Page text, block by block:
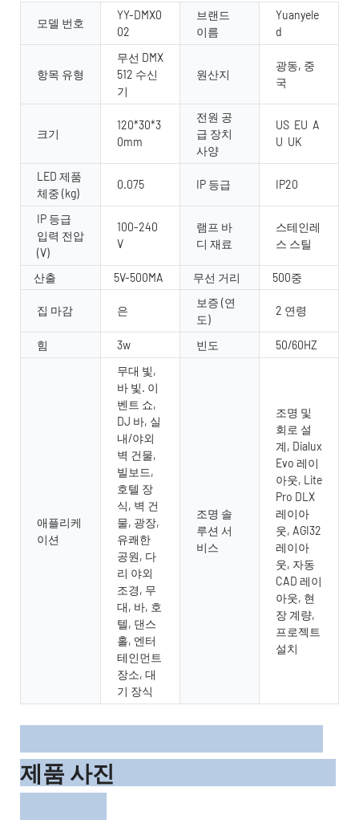
모델 번호
YY-DMX0
02
브랜드
이름
Yuanyele
d
항목 유형
무선 DMX
512 수신
기
원산지
광동, 중
국
크기
120*30*3
0mm
전원 공
급 장치
사양
US EU A
U UK
LED 제품
체중 (kg)
0.075 IP 등급 IP20
IP 등급
입력 전압
(V)
100-240
V
램프 바
디 재료
스테인레
스 스틸
산출 5V-500MA 무선 거리 500중
집 마감 은
보증 (연
도)
2 연령
힘 3w 빈도 50/60HZ
애플리케
이션
무대 빛,
바 빛. 이
벤트 쇼,
DJ 바, 실
내/야외
벽 건물,
빌보드,
호텔 장
식, 벽 건
물, 광장,
유쾌한
공원, 다
리 야외
조경, 무
대, 바, 호
텔, 댄스
홀, 엔터
테인먼트
장소, 대
기 장식
조명 솔
루션 서
비스
조명 및
회로 설
계, Dialux
Evo 레이
아웃, Lite
Pro DLX
레이아
웃, AGI32
레이아
웃, 자동
CAD 레이
아웃, 현
장 계량,
프로젝트
설치
제품 사진